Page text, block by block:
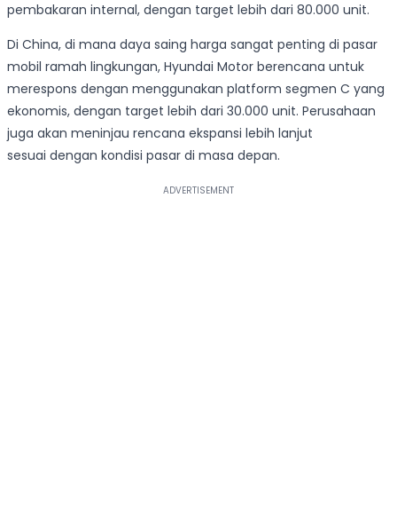
pembakaran internal, dengan target lebih dari 80.000 unit.
Di China, di mana daya saing harga sangat penting di pasar
mobil ramah lingkungan, Hyundai Motor berencana untuk
merespons dengan menggunakan platform segmen C yang
ekonomis, dengan target lebih dari 30.000 unit. Perusahaan
juga akan meninjau rencana ekspansi lebih lanjut
sesuai dengan kondisi pasar di masa depan.